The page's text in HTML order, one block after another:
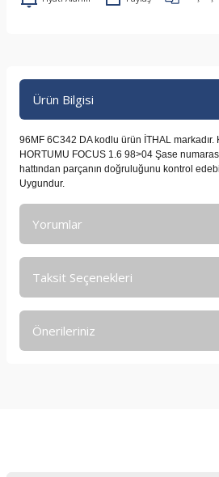
Ürün Bilgisi
96MF 6C342 DA kodlu ürün İTHAL markadır.
HORTUMU FOCUS 1.6 98>04 Şase
hattından parçanın doğruluğunu kontrol
Uygundur.
Yorumlar
Taksit Seçenekleri
Önerileriniz